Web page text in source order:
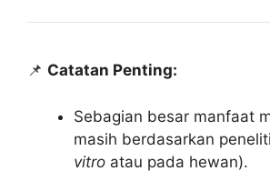
📌 Catatan Penting:
Sebagian besar manfaat
masih berdasarkan
vitro atau pada hewan).